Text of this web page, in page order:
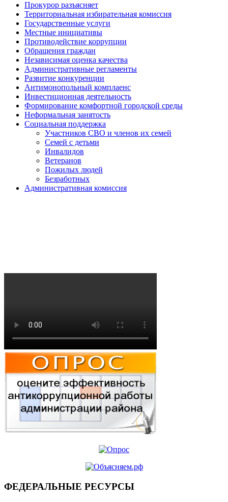
Прокурор разъясняет
Территориальная избирательная комиссия
Государственные услуги
Местные инициативы
Противодействие коррупции
Обращения граждан
Независимая оценка качества
Административные регламенты
Развитие конкуренции
Антимонопольный комплаенс
Инвестиционная деятельность
Формирование комфортной городской среды
Неформальная занятость
Социальная поддержка
Участников СВО и членов их семей
Семей с детьми
Инвалидов
Ветеранов
Пожилых людей
Безработных
Административная комиссия
ФЕДЕРАЛЬНЫЕ РЕСУРСЫ